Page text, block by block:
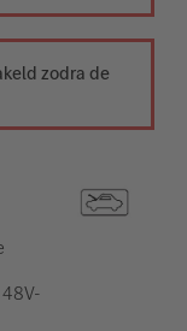
zodra de
48V-